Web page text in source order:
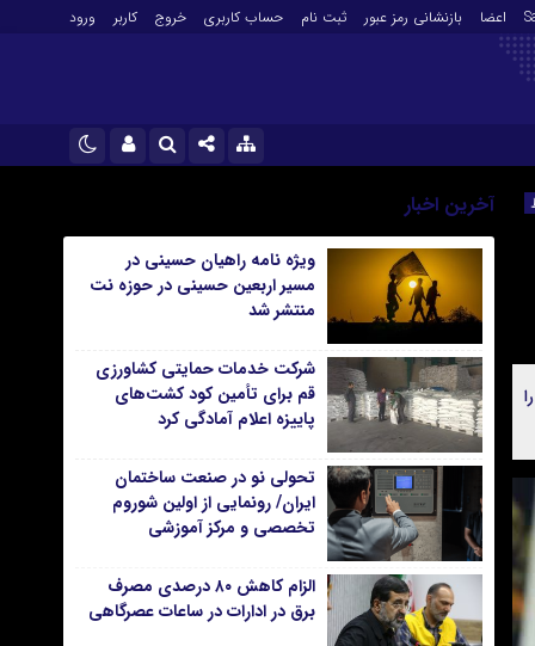
اعضا بازنشانی رمز عبور ثبت نام حساب کاربری خروج کاربر ورود
تلگرام
سروش
آپارات
اپلیکیشن
مرا به خاطر بسپار
را
آخرین اخبار
ویژه نامه راهیان حسینی در
مسیر اربعین حسینی در حوزه نت
منتشر شد
شرکت خدمات حمایتی کشاورزی
قم برای تأمین کود کشت‌های
پاییزه اعلام آمادگی کرد
تحولی نو در صنعت ساختمان
ایران/ رونمایی از اولین شوروم
تخصصی و مرکز آموزشی
الزام کاهش ۸۰ درصدی مصرف
برق در ادارات در ساعات عصرگاهی